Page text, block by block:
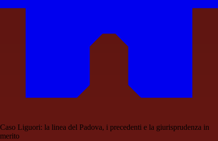
Caso Liguori: la linea del Padova, i precedenti e la giurisprudenza in
merito